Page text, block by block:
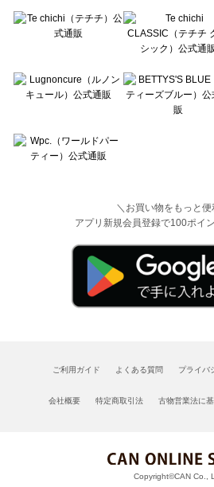
＼お買い物をもっと便
アプリ新規会員登録で100ポイ
ご利用ガイド よくある質問 プライバ
会社概要 特定商取引法 古物営業法に
Copyright©CAN Co.,